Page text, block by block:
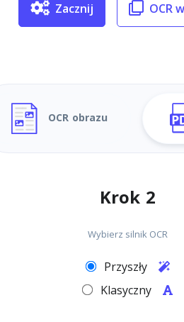
Zacznij OCR
OCR obrazu
Krok 2
Wybierz silnik OCR
Przyszły
Klasyczny